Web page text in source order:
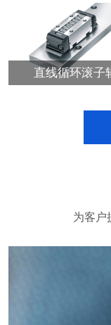
直线循环滚子
为客户